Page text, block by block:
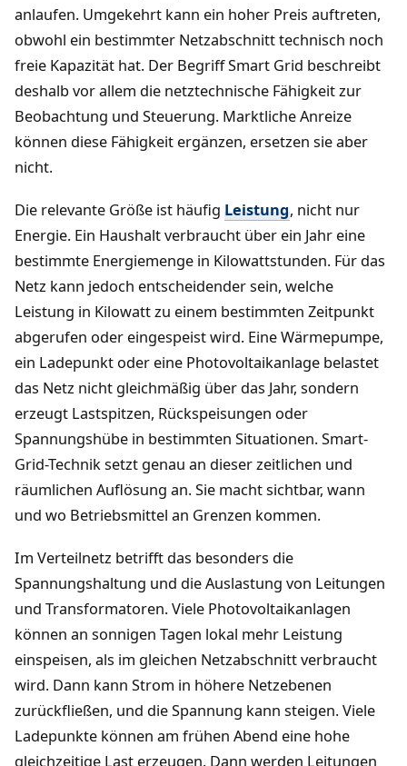
anlaufen. Umgekehrt kann ein hoher Preis auftreten,
obwohl ein bestimmter Netzabschnitt technisch noch
freie Kapazität hat. Der Begriff Smart Grid beschreibt
deshalb vor allem die netztechnische Fähigkeit zur
Beobachtung und Steuerung. Marktliche Anreize
können diese Fähigkeit ergänzen, ersetzen sie aber
nicht.
Die relevante Größe ist häufig Leistung, nicht nur
Energie. Ein Haushalt verbraucht über ein Jahr eine
bestimmte Energiemenge in Kilowattstunden. Für das
Netz kann jedoch entscheidender sein, welche
Leistung in Kilowatt zu einem bestimmten Zeitpunkt
abgerufen oder eingespeist wird. Eine Wärmepumpe,
ein Ladepunkt oder eine Photovoltaikanlage belastet
das Netz nicht gleichmäßig über das Jahr, sondern
erzeugt Lastspitzen, Rückspeisungen oder
Spannungshübe in bestimmten Situationen. Smart-
Grid-Technik setzt genau an dieser zeitlichen und
räumlichen Auflösung an. Sie macht sichtbar, wann
und wo Betriebsmittel an Grenzen kommen.
Im Verteilnetz betrifft das besonders die
Spannungshaltung und die Auslastung von Leitungen
und Transformatoren. Viele Photovoltaikanlagen
können an sonnigen Tagen lokal mehr Leistung
einspeisen, als im gleichen Netzabschnitt verbraucht
wird. Dann kann Strom in höhere Netzebenen
zurückfließen, und die Spannung kann steigen. Viele
Ladepunkte können am frühen Abend eine hohe
gleichzeitige Last erzeugen. Dann werden Leitungen